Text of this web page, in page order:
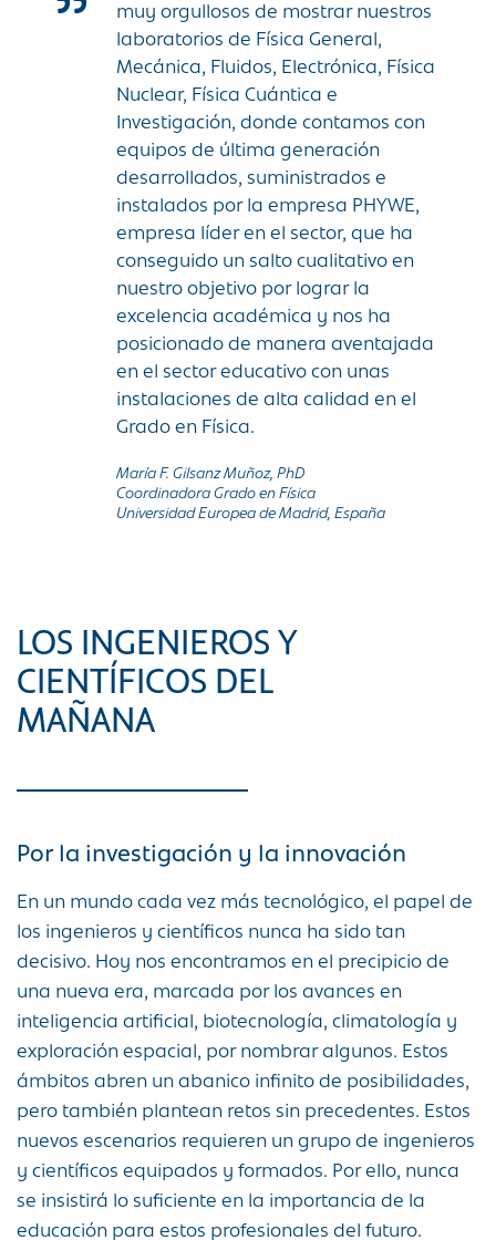
muy orgullosos de mostrar nuestros
laboratorios de Física General,
Mecánica, Fluidos, Electrónica, Física
Nuclear, Física Cuántica e
Investigación, donde contamos con
equipos de última generación
desarrollados, suministrados e
instalados por la empresa PHYWE,
empresa líder en el sector, que ha
conseguido un salto cualitativo en
nuestro objetivo por lograr la
excelencia académica y nos ha
posicionado de manera aventajada
en el sector educativo con unas
instalaciones de alta calidad en el
Grado en Física.
María F. Gilsanz Muñoz, PhD
Coordinadora Grado en Física
Universidad Europea de Madrid, España
LOS INGENIEROS Y
CIENTÍFICOS DEL
MAÑANA
Por la investigación y la innovación
En un mundo cada vez más tecnológico, el papel de
los ingenieros y científicos nunca ha sido tan
decisivo. Hoy nos encontramos en el precipicio de
una nueva era, marcada por los avances en
inteligencia artificial, biotecnología, climatología y
exploración espacial, por nombrar algunos. Estos
ámbitos abren un abanico infinito de posibilidades,
pero también plantean retos sin precedentes. Estos
nuevos escenarios requieren un grupo de ingenieros
y científicos equipados y formados. Por ello, nunca
se insistirá lo suficiente en la importancia de la
educación para estos profesionales del futuro.